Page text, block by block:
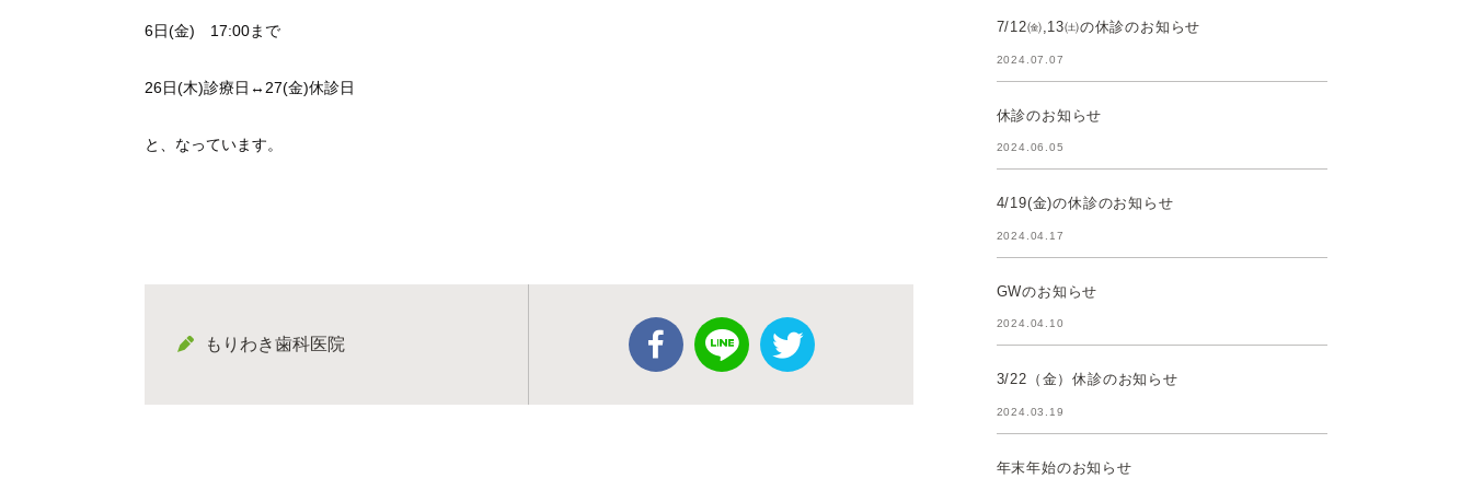
6日(金) 17:00まで
26日(木)診療日↔️27(金)休診日
と、なっています。
もりわき歯科医院
7/12㈮,13㈯の休診のお知らせ
2024.07.07
休診のお知らせ
2024.06.05
4/19(金)の休診のお知らせ
2024.04.17
GWのお知らせ
2024.04.10
3/22（金）休診のお知らせ
2024.03.19
年末年始のお知らせ